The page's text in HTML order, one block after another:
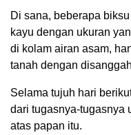
Di sana, beberapa
kayu dengan ukuran
di kolam airan asam,
tanah dengan
Selama tujuh hari
dari tugasnya-tugasnya
atas papan itu.